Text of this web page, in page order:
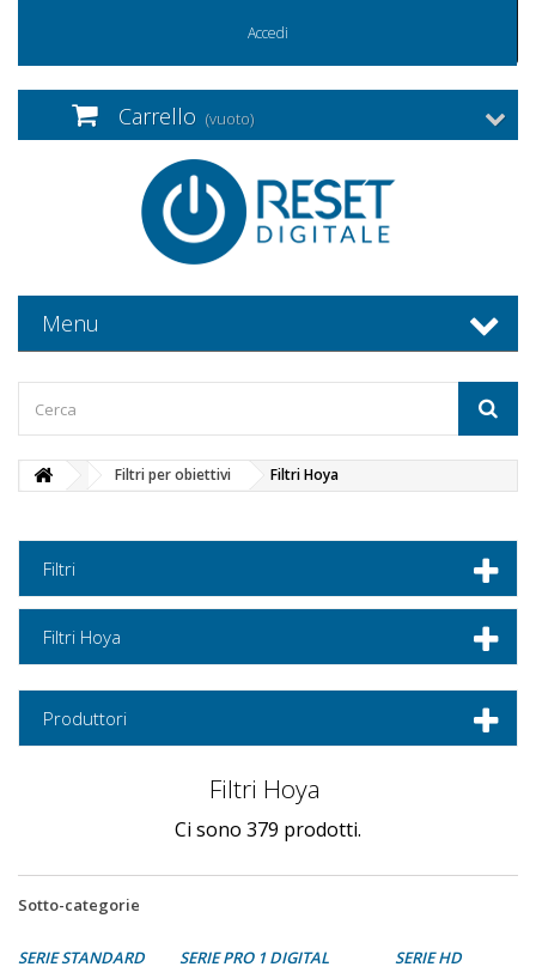
Accedi
Carrello (vuoto)
Menu
Filtri per obiettivi Filtri Hoya
Filtri
Filtri Hoya
Produttori
Filtri Hoya
Ci sono 379 prodotti.
Sotto-categorie
SERIE STANDARD SERIE PRO 1 DIGITAL SERIE HD